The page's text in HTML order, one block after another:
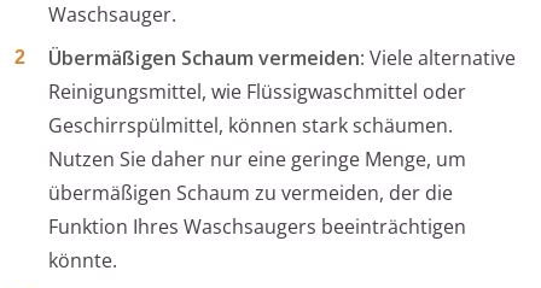
Waschsauger.
Übermäßigen Schaum vermeiden: Viele alternative
Reinigungsmittel, wie Flüssigwaschmittel oder
Geschirrspülmittel, können stark schäumen.
Nutzen Sie daher nur eine geringe Menge, um
übermäßigen Schaum zu vermeiden, der die
Funktion Ihres Waschsaugers beeinträchtigen
könnte.